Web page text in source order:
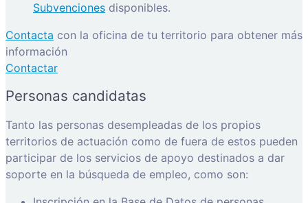
Subvenciones disponibles.
Contacta con la oficina de tu territorio para obtener más
información
Contactar
Personas candidatas
Tanto las personas desempleadas de los propios
territorios de actuación como de fuera de estos pueden
participar de los servicios de apoyo destinados a dar
soporte en la búsqueda de empleo, como son: